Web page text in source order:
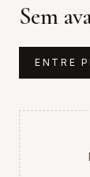
Sem
ENTRE